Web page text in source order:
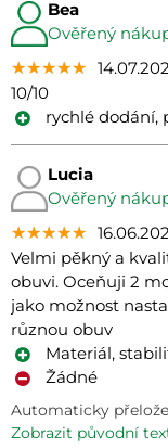
Bea
Ověřený
★★★★★
★★★★★
★★★★★
10/10
rychlé dodání,
Lucia
Ověřený
★★★★★
★★★★★
★★★★★
Velmi pěkný a
obuvi. Oceňuji 2
jako možnost
různou obuv
Materiál,
Žádné
Automaticky
zobrazit původní